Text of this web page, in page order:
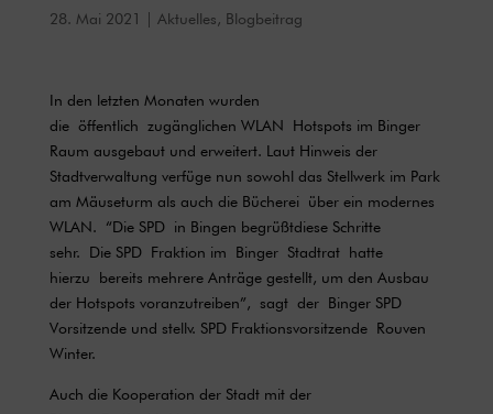
28. Mai 2021 Aktuelles, Blogbeitrag
In den letzten Monaten wurden
die öffentlich zugänglichen WLAN Hotspots im Binger
Raum ausgebaut und erweitert. Laut Hinweis der
Stadtverwaltung verfüge nun sowohl das Stellwerk im Park
am Mäuseturm als auch die Bücherei über ein modernes
WLAN. “Die SPD in Bingen begrüßtdiese Schritte
sehr. Die SPD Fraktion im Binger Stadtrat hatte
hierzu bereits mehrere Anträge gestellt, um den Ausbau
der Hotspots voranzutreiben”, sagt der Binger SPD
Vorsitzende und stellv. SPD Fraktionsvorsitzende Rouven
Winter.
Auch die Kooperation der Stadt mit der